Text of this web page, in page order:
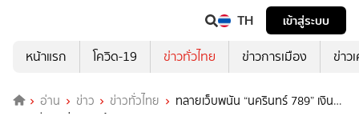
TH
เข้าสู่ระบบ
หน้าแรก
โควิด-19 ข่าวทั่วไทย ข่าวการเมือง ข่าว
อ่าน ข่าว ข่าวทั่วไทย
ทลายเว็บพนัน “นครินทร์ 789” เงิน
หมุนเวียนกว่า 300 ล้านบาท